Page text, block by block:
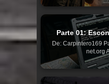
Parte 01:
De: Carpintero169
net.org